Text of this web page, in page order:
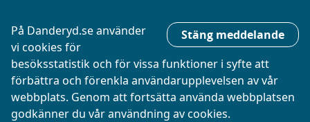
Stäng meddelande
På Danderyd.se använder
vi cookies för
besöksstatistik och för vissa funktioner i syfte att
förbättra och förenkla användarupplevelsen av vår
webbplats. Genom att fortsätta använda webbplatsen
godkänner du vår användning av cookies.